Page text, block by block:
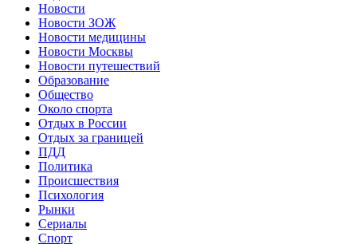
Новости
Новости ЗОЖ
Новости медицины
Новости Москвы
Новости путешествий
Образование
Общество
Около спорта
Отдых в России
Отдых за границей
ПДД
Политика
Происшествия
Психология
Рынки
Сериалы
Спорт